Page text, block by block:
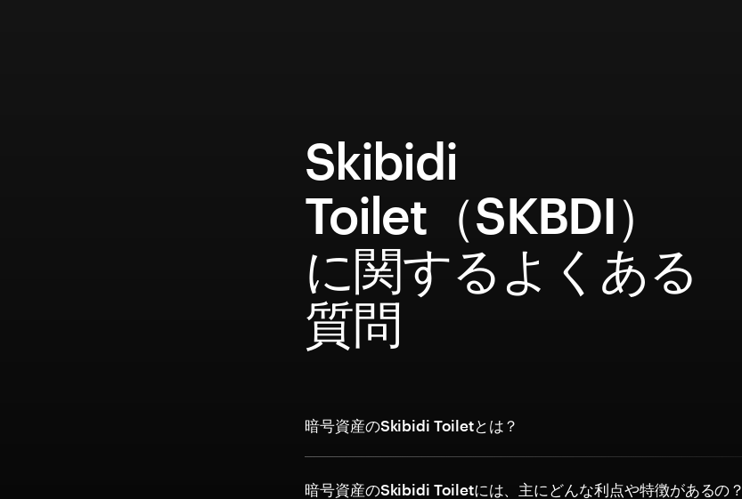
Skibidi
Toilet（SKBDI）
に関するよくある
質問
暗号資産のSkibidi Toiletとは？
暗号資産のSkibidi Toiletには、主にどんな利点や特徴があるの？